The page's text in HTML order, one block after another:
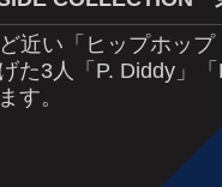
近い「ヒップホッ
た3人「P. Diddy」
す。